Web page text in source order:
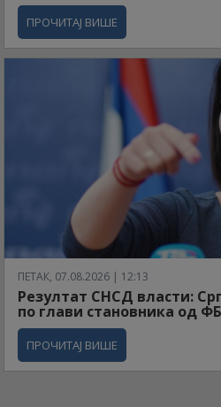
ПРОЧИТАЈ ВИШЕ
ПЕТАК, 07.08.2026 | 12:13
Резултат СНСД власти:
по глави становника од
ПРОЧИТАЈ ВИШЕ